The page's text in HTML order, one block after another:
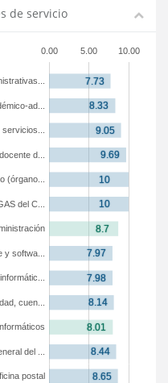
de servicio
0.00 5.00 10.00
postal
del ...
cuen...
softwa...
del C...
(órgano...
d...
ad...